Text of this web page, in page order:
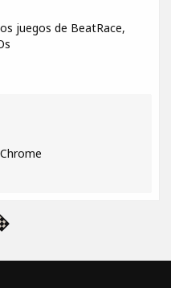
juegos de BeatRace,